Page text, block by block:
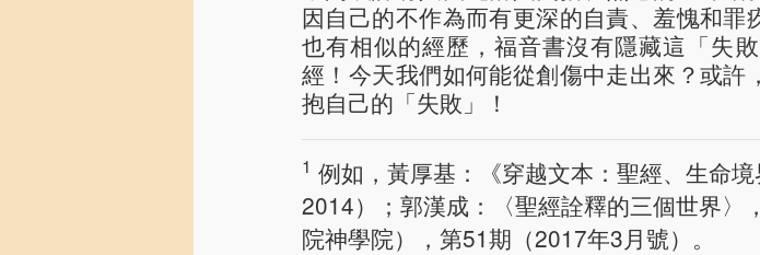
因自己的不作為而有更深的自責、羞愧和
也有相似的經歷，福音書沒有隱藏這「失
經！今天我們如何能從創傷中走出來？或
抱自己的「失敗」！
1 例如，黃厚基：《穿越文本：聖經、生命
2014）；郭漢成：〈聖經詮釋的三個世界〉
院神學院），第51期（2017年3月號）。